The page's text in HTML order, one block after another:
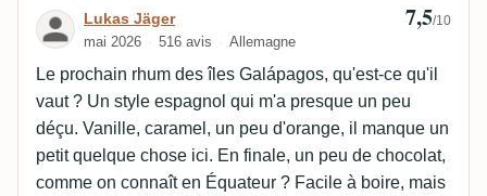
Avis de Lukas Jäger
Lukas Jäger
mai 2026 516 avis Allemagne
7,5/10
Le prochain rhum des îles Galápagos, qu'est-ce qu'il
vaut ? Un style espagnol qui m'a presque un peu
déçu. Vanille, caramel, un peu d'orange, il manque un
petit quelque chose ici. En finale, un peu de chocolat,
comme on connaît en Équateur ? Facile à boire, mais